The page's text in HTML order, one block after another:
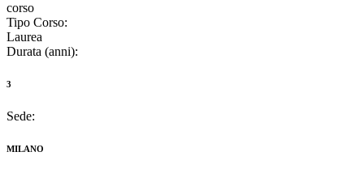
corso
Tipo Corso:
Laurea
Durata (anni):
3
Sede:
MILANO